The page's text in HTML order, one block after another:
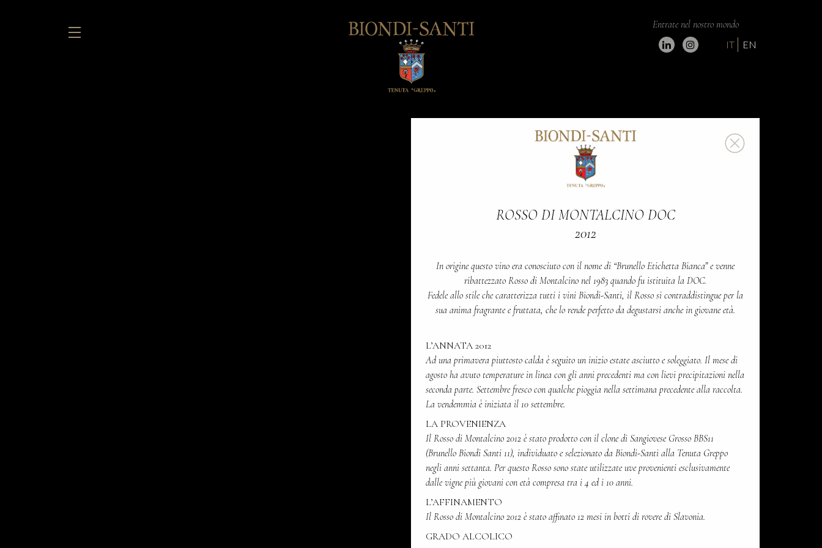
Entrate nel nostro mondo
IT EN
ROSSO DI MONTALCINO DOC
2012
In origine questo vino era conosciuto con il nome di “Brunello Etichetta Bianca” e venne
ribattezzato Rosso di Montalcino nel 1983 quando fu istituita la DOC.
Fedele allo stile che caratterizza tutti i vini Biondi-Santi, il Rosso si contraddistingue per la
sua anima fragrante e fruttata, che lo rende perfetto da degustarsi anche in giovane età.
L’ANNATA 2012
Ad una primavera piuttosto calda è seguito un inizio estate asciutto e soleggiato. Il mese di
agosto ha avuto temperature in linea con gli anni precedenti ma con lievi precipitazioni nella
seconda parte. Settembre fresco con qualche pioggia nella settimana precedente alla raccolta.
La vendemmia è iniziata il 10 settembre.
LA PROVENIENZA
Il Rosso di Montalcino 2012 è stato prodotto con il clone di Sangiovese Grosso BBS11
(Brunello Biondi Santi 11), individuato e selezionato da Biondi-Santi alla Tenuta Greppo
negli anni settanta. Per questo Rosso sono state utilizzate uve provenienti esclusivamente
dalle vigne più giovani con età compresa tra i 4 ed i 10 anni.
L’AFFINAMENTO
Il Rosso di Montalcino 2012 è stato affinato 12 mesi in botti di rovere di Slavonia.
GRADO ALCOLICO